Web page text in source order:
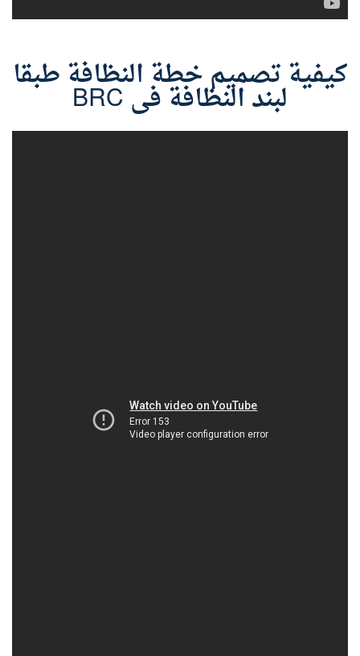
كيفية تصميم خطة النظافة طبقا
لبند النظافة فى BRC